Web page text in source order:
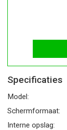
Specificaties
Model:
Schermformaat:
Interne opslag: